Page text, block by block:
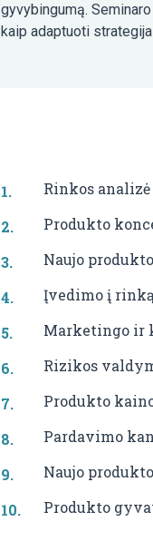
gyvybingumą.
kaip adaptuoti
Rinkos
Produkto
Naujo
Įvedimo į
Marketingo ir
Rizikos
Produkto
Pardavimo
Naujo
Produkto